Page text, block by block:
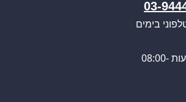
03-
בימים
בין השעות 08:00-